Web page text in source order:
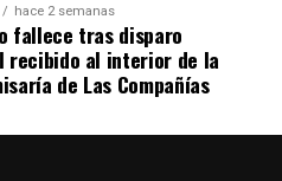
hace 2 semanas
fallece tras disparo
recibido al interior de la
de Las Compañías